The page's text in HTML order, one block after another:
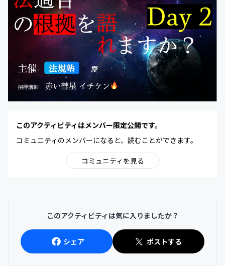
このアクティビティはメンバー限定公開です。
コミュニティのメンバーになると、読むことができます。
コミュニティを見る
このアクティビティは気に入りましたか？
シェア ポストする